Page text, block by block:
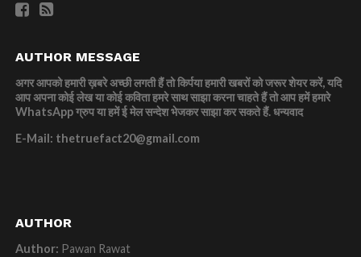
AUTHOR MESSAGE
अगर आपको हमारी ख़बरे अच्छी लगती हैं तो किर्पया हमारी खबरों को जरूर शेयर करें, यदि
आप अपना कोई लेख या कोई कविता हमरे साथ साझा करना चाहते हैं तो आप हमें हमारे
WhatsApp ग्रुप या हमें ई मेल सन्देश भेजकर साझा कर सकते हैं.धन्यवाद
E-Mail: thetruefact20@gmail.com
AUTHOR
Author: Pawan Rawat